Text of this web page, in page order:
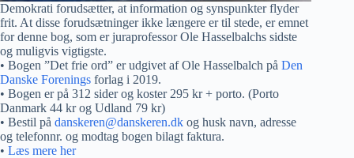
Demokrati forudsætter, at information og synspunkter flyder
frit. At disse forudsætninger ikke længere er til stede, er emnet
for denne bog, som er juraprofessor Ole Hasselbalchs sidste
og muligvis vigtigste.
• Bogen ”Det frie ord” er udgivet af Ole Hasselbalch på Den
Danske Forenings forlag i 2019.
• Bogen er på 312 sider og koster 295 kr + porto. (Porto
Danmark 44 kr og Udland 79 kr)
• Bestil på danskeren@danskeren.dk og husk navn, adresse
og telefonnr. og modtag bogen bilagt faktura.
• Læs mere her